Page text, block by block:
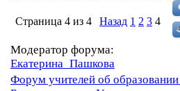
Страница 4 из 4 Назад 1 2 3 4
Модератор форума:
Екатерина_Пашкова
Форум учителей об образовании